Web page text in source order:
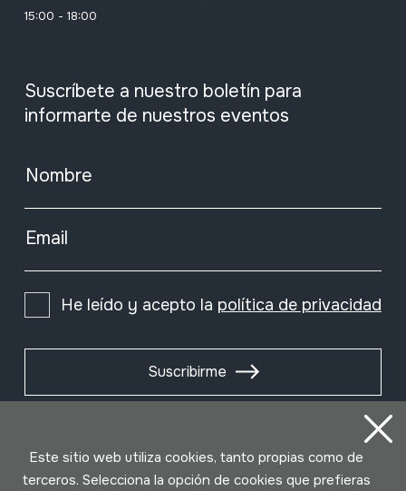
15:00 - 18:00
Suscríbete a nuestro boletín para
informarte de nuestros eventos
Nombre
Email
He leído y acepto la política de privacidad
Suscribirme
Este sitio web utiliza cookies, tanto propias como de
terceros. Selecciona la opción de cookies que prefieras